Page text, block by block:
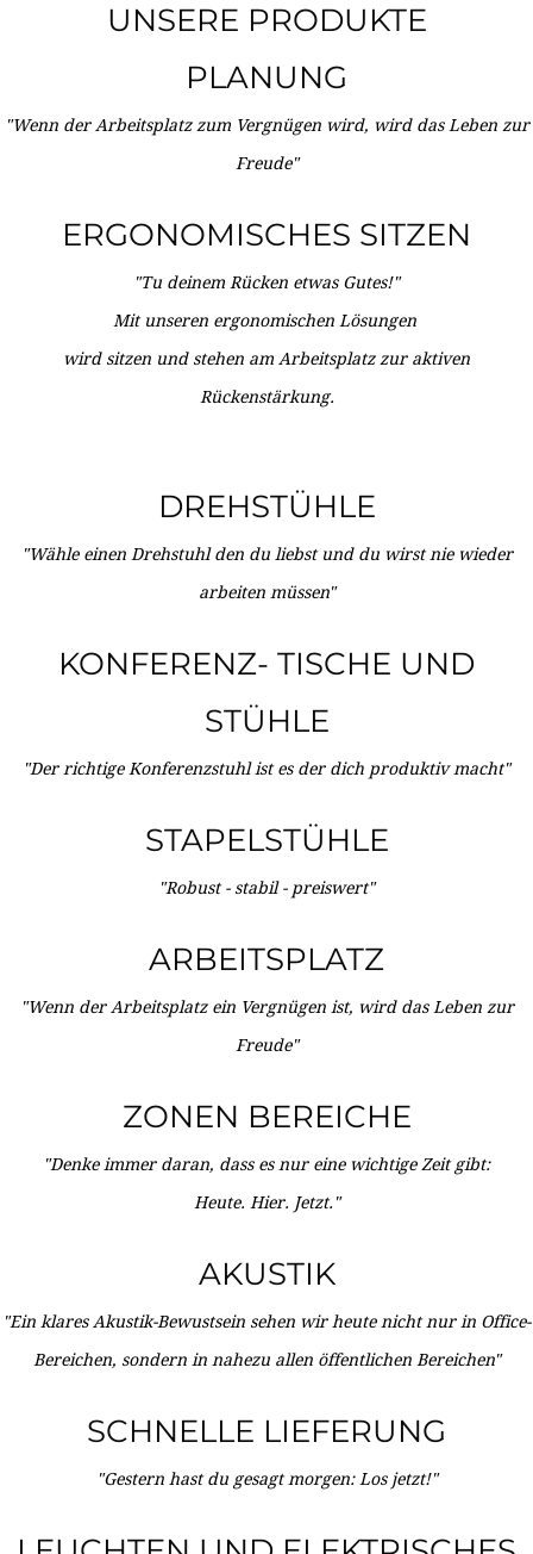
UNSERE PRODUKTE
PLANUNG
"Wenn der Arbeitsplatz zum Vergnügen wird, wird das Leben zur
Freude"
ERGONOMISCHES SITZEN
"Tu deinem Rücken etwas Gutes!"
Mit unseren ergonomischen Lösungen
wird sitzen und stehen am Arbeitsplatz zur aktiven
Rückenstärkung.
DREHSTÜHLE
"Wähle einen Drehstuhl den du liebst und du wirst nie wieder
arbeiten müssen"
KONFERENZ- TISCHE UND
STÜHLE
"Der richtige Konferenzstuhl ist es der dich produktiv macht"
STAPELSTÜHLE
"Robust - stabil - preiswert"
ARBEITSPLATZ
"Wenn der Arbeitsplatz ein Vergnügen ist, wird das Leben zur
Freude"
ZONEN BEREICHE
"Denke immer daran, dass es nur eine wichtige Zeit gibt:
Heute. Hier. Jetzt."
AKUSTIK
"Ein klares Akustik-Bewustsein sehen wir heute nicht nur in Office-
Bereichen, sondern in nahezu allen öffentlichen Bereichen"
SCHNELLE LIEFERUNG
"Gestern hast du gesagt morgen: Los jetzt!"